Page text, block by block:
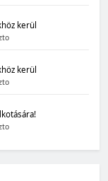
kerül
kerül